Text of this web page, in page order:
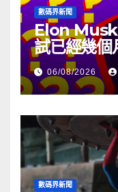
數碼界新聞
Elon
試已經幾個
06/08/2026
數碼界新聞